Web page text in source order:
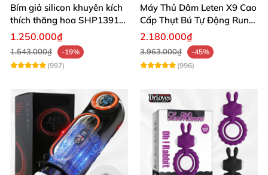
Bím giả silicon khuyên kích
thích thăng hoa SHP1391
ShopHanhPhuc
1.250.000₫
1.543.000₫
-19%
(997)
Máy Thủ Dâm Leten X9 Cao
Cấp Thụt Bú Tự Động Rung
Rên
2.180.000₫
3.963.000₫
-45%
(996)